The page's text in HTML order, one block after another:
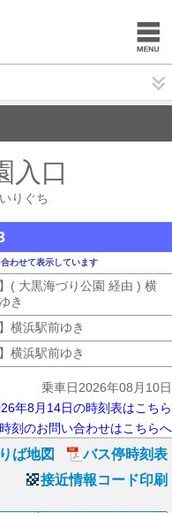
入口
りぐち
わせて表示しています
】( 大黒海づり公園 経由 ) 横
き
横浜駅前ゆき
横浜駅前ゆき
乗車日2026年08月10日
年8月14日の時刻表はこちら
時刻のお問い合わせはこちらへ
ば地図
バス停時刻表
接近情報コード印刷